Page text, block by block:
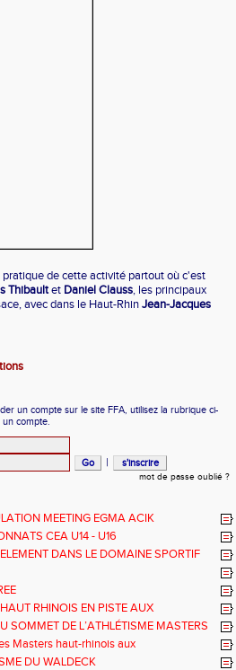
de cette activité partout où c'est
Thibaultet Daniel Clauss, les principaux
avec dans le Haut-RhinJean-Jacques
un compte sur le site FFA, utilisez la rubrique ci-
compte.
|
mot de passe oublié ?
MEETING EGMA ACIK
CEA U14 - U16
DANS LE DOMAINE SPORTIF
RHINOIS EN PISTE AUX
AVENIR
SOMMET DE L’ATHLÉTISME MASTERS
Masters haut-rhinois aux
2025DU WALDECK